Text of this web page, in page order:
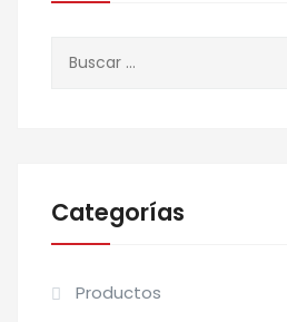
Categorías
Productos